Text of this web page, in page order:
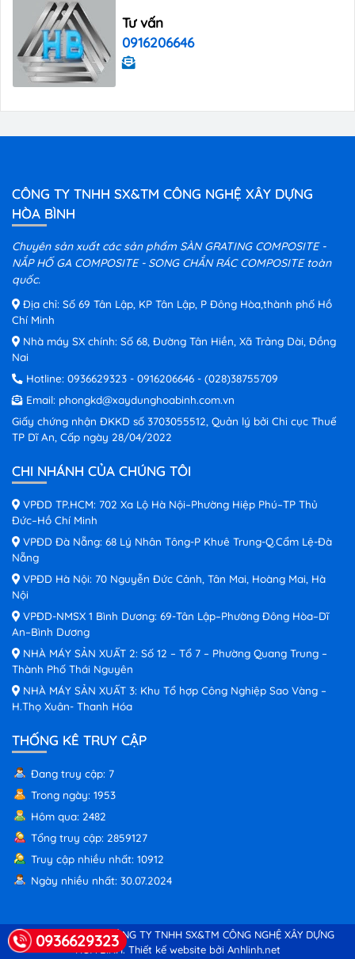
Tư vấn
0916206646
CÔNG TY TNHH SX&TM CÔNG NGHỆ XÂY DỰNG
HÒA BÌNH
Chuyên sản xuất các sản phẩm SÀN GRATING COMPOSITE -
NẮP HỐ GA COMPOSITE - SONG CHẮN RÁC COMPOSITE toàn
quốc.
Địa chỉ: Số 69 Tân Lập, KP Tân Lập, P Đông Hòa,thành phố Hồ
Chí Minh
Nhà máy SX chính: Số 68, Đường Tân Hiền, Xã Trảng Dài, Đồng
Nai
Hotline: 0936629323 - 0916206646 - (028)38755709
Email: phongkd@xaydunghoabinh.com.vn
Giấy chứng nhận ĐKKD số 3703055512, Quản lý bởi Chi cục Thuế
TP Dĩ An, Cấp ngày 28/04/2022
0936629323
CHI NHÁNH CỦA CHÚNG TÔI
VPĐD TP.HCM: 702 Xa Lộ Hà Nội–Phường Hiệp Phú–TP Thủ
Đức–Hồ Chí Minh
VPĐD Đà Nẵng: 68 Lý Nhân Tông-P Khuê Trung-Q.Cẩm Lệ-Đà
Nẵng
VPĐD Hà Nội: 70 Nguyễn Đức Cảnh, Tân Mai, Hoàng Mai, Hà
Nội
VPĐD-NMSX 1 Bình Dương: 69-Tân Lập–Phường Đông Hòa–Dĩ
An–Bình Dương
NHÀ MÁY SẢN XUẤT 2: Số 12 – Tổ 7 – Phường Quang Trung –
Thành Phố Thái Nguyên
NHÀ MÁY SẢN XUẤT 3: Khu Tổ hợp Công Nghiệp Sao Vàng –
H.Thọ Xuân- Thanh Hóa
THỐNG KÊ TRUY CẬP
Đang truy cập: 7
Trong ngày: 1953
Hôm qua: 2482
Tổng truy cập: 2859127
Truy cập nhiều nhất: 10912
Ngày nhiều nhất: 30.07.2024
© Copyright 2026 CÔNG TY TNHH SX&TM CÔNG NGHỆ XÂY DỰNG
HÒA BÌNH.Thiết kế website bởi Anhlinh.net